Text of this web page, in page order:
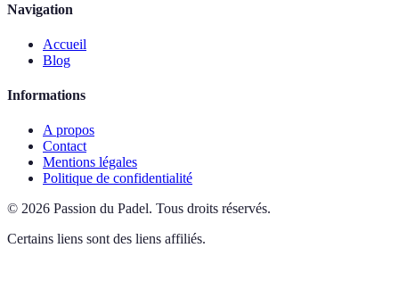
Navigation
Accueil
Blog
Informations
A propos
Contact
Mentions légales
Politique de confidentialité
© 2026 Passion du Padel. Tous droits réservés.
Certains liens sont des liens affiliés.